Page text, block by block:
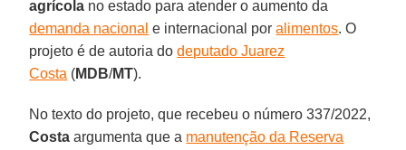
agrícola no estado para atender o aumento da
demanda nacional e internacional poralimentos. O
projeto é de autoria dodeputado Juarez
Costa (MDB/MT).
No texto do projeto, que recebeu o número 337/2022,
Costa argumenta que a manutenção da Reserva